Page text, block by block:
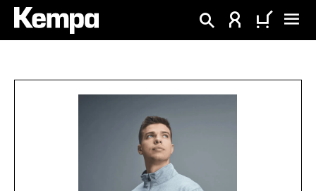
springen